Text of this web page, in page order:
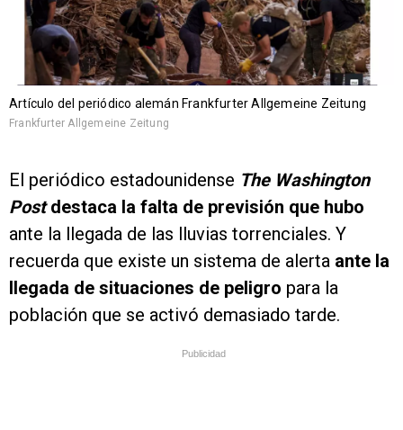
Artículo del periódico alemán Frankfurter Allgemeine Zeitung
Frankfurter Allgemeine Zeitung
El periódico estadounidense The Washington
Postdestaca la falta de previsión que hubo
ante la llegada de las lluvias torrenciales. Y
recuerda que existe un sistema de alerta ante la
llegada de situaciones de peligro para la
población que se activó demasiado tarde.
Publicidad